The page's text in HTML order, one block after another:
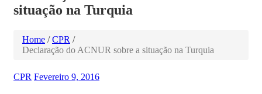
situação na Turquia
Home / CPR /
Declaração do ACNUR sobre a situação na Turquia
CPR Fevereiro 9, 2016